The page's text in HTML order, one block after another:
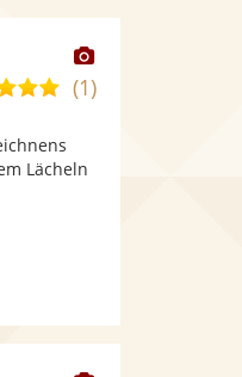
Dieser
Künstler
5,0
5
Sternen
(1)
Lächeln